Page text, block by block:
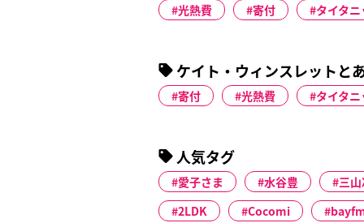
光熱費 寄付 タイタ
ケイト・ウィンスレットと
寄付 光熱費 タイタ
人気タグ
愛子さま 水谷豊
三
2LDK
Cocomi